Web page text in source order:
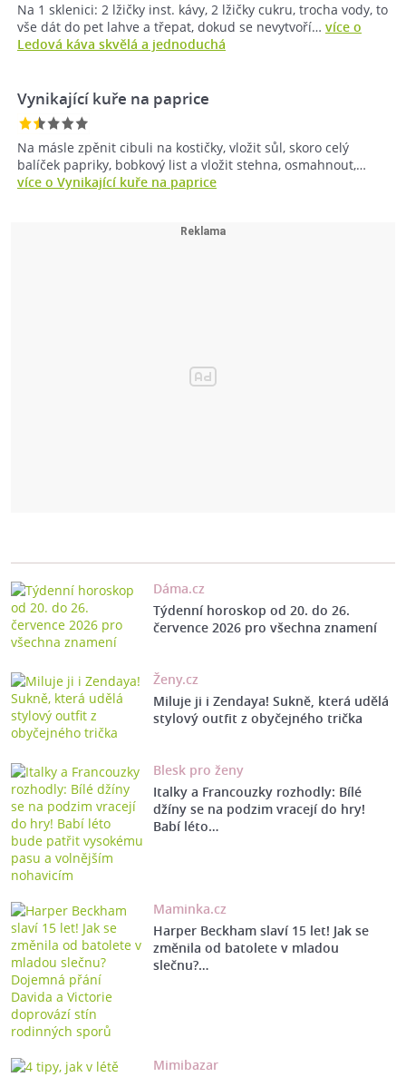
Na 1 sklenici: 2 lžičky inst. kávy, 2 lžičky cukru, trocha vody, to
vše dát do pet lahve a třepat, dokud se nevytvoří… více o
Ledová káva skvělá a jednoduchá
Vynikající kuře na paprice
Na másle zpěnit cibuli na kostičky, vložit sůl, skoro celý
balíček papriky, bobkový list a vložit stehna, osmahnout,…
více o Vynikající kuře na paprice
Dáma.cz
Týdenní horoskop od 20. do 26.
července 2026 pro všechna znamení
Ženy.cz
Miluje ji i Zendaya! Sukně, která udělá
stylový outfit z obyčejného trička
Blesk pro ženy
Italky a Francouzky rozhodly: Bílé
džíny se na podzim vracejí do hry!
Babí léto…
Maminka.cz
Harper Beckham slaví 15 let! Jak se
změnila od batolete v mladou
slečnu?…
Mimibazar